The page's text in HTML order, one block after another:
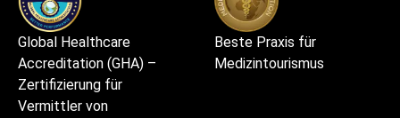
Global Healthcare
Accreditation (GHA) –
Zertifizierung für
Vermittler von
Beste Praxis für
Medizintourismus